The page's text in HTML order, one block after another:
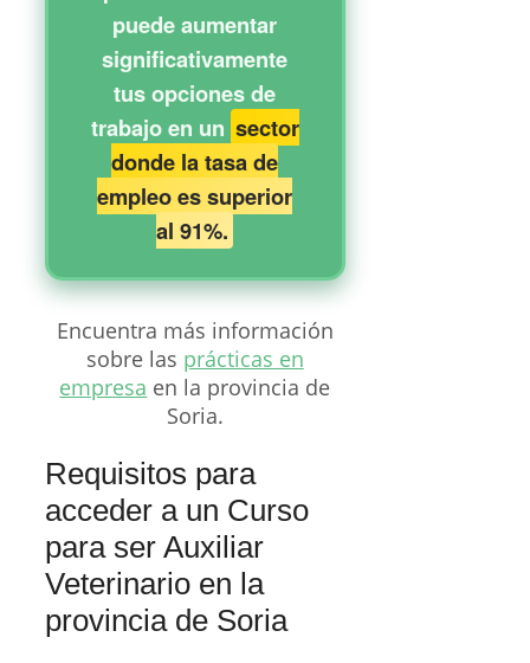
puede aumentar
significativamente
tus opciones de
trabajo en un sector
donde la tasa de
empleo es superior
al 91%.
Encuentra más información
sobre las prácticas en
empresa en la provincia de
Soria.
Requisitos para
acceder a un Curso
para ser Auxiliar
Veterinario en la
provincia de Soria